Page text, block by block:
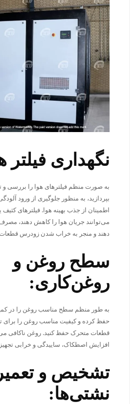
نگهداری فیلتر
به صورت منظم فیلترهای هوا را بررسی و
بپردازید، به منظور جلوگیری از ورود
اطمینان از جذب بهینه هوا. فیلترهای کثیف
می‌توانند جریان هوا را کاهش دهند،
دهند و منجر به خراب شدن زودرس
سطح روغن و
روغن‌کاری:
به طور منظم سطح مناسب روغن را در
حفظ کرده و کیفیت مناسب روغن را برای
قطعات متحرک حفظ کنید. روغن ناکافی
افزایش اصطکاک، ساییدگی و خرابی
تشخیص و تعمیر
نشتی‌ها: